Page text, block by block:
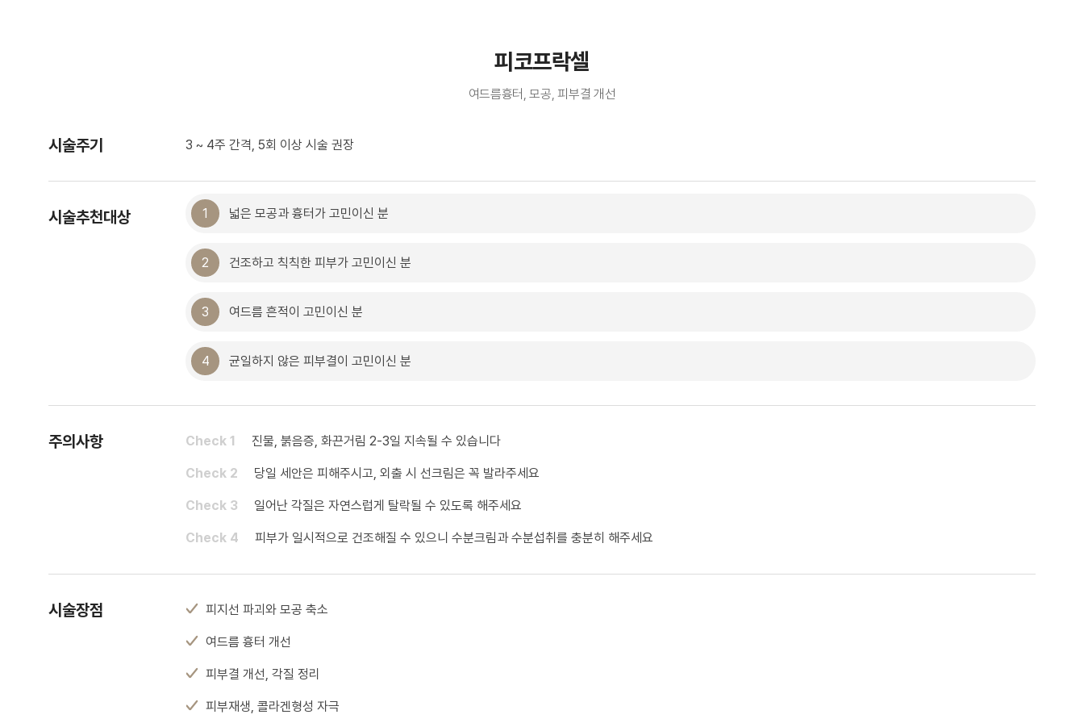
피코프락셀
여드름흉터, 모공, 피부결 개선
시술주기 3 ~ 4주 간격, 5회 이상 시술 권장
시술추천대상 1 넓은 모공과 흉터가 고민이신 분
2 건조하고 칙칙한 피부가 고민이신 분
3 여드름 흔적이 고민이신 분
4 균일하지 않은 피부결이 고민이신 분
주의사항 Check 1 진물, 붉음증, 화끈거림 2-3일 지속될 수 있습니다
Check 2 당일 세안은 피해주시고, 외출 시 선크림은 꼭 발라주세요
Check 3 일어난 각질은 자연스럽게 탈락될 수 있도록 해주세요
Check 4 피부가 일시적으로 건조해질 수 있으니 수분크림과 수분섭취를 충분히 해주세요
시술장점 피지선 파괴와 모공 축소
여드름 흉터 개선
피부결 개선, 각질 정리
피부재생, 콜라겐형성 자극